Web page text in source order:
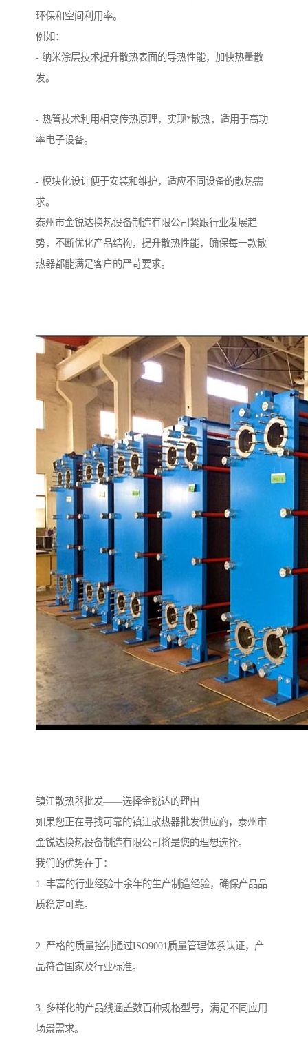
环保和空间利用率。
例如：
- 纳米涂层技术提升散热表面的导热性能，加快热量散
发。
- 热管技术利用相变传热原理，实现*散热，适用于高功
率电子设备。
- 模块化设计便于安装和维护，适应不同设备的散热需
求。
泰州市金锐达换热设备制造有限公司紧跟行业发展趋
势，不断优化产品结构，提升散热性能，确保每一款散
热器都能满足客户的严苛要求。
镇江散热器批发——选择金锐达的理由
如果您正在寻找可靠的镇江散热器批发供应商，泰州市
金锐达换热设备制造有限公司将是您的理想选择。
我们的优势在于：
1. 丰富的行业经验十余年的生产制造经验，确保产品品
质稳定可靠。
2. 严格的质量控制通过ISO9001质量管理体系认证，产
品符合国家及行业标准。
3. 多样化的产品线涵盖数百种规格型号，满足不同应用
场景需求。